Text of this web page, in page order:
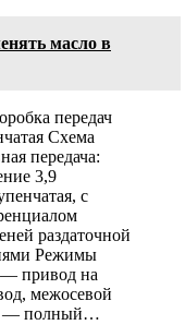
масло в
передач
Схема
передача:
3,9
с
раздаточной
Режимы
— привод на
межосевой
— полный…